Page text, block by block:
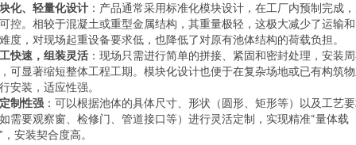
化、轻量化设计 ：产品通常采用标准化模块设计，在工厂内预制完成
控。相较于混凝土或重型金属结构，其重量极轻，这极大减少了运输
度，对现场起重设备要求低，也降低了对原有池体结构的荷载负担。
快速，组装灵活 ：现场只需进行简单的拼接、紧固和密封处理，安装
可显著缩短整体工程工期。模块化设计也便于在复杂场地或已有构筑
安装，适应性强。
制性强 ：可以根据池体的具体尺寸、形状（圆形、矩形等）以及工艺
需要观察窗、检修门、管道接口等）进行灵活定制，实现精准“量体载
，安装契合度高。